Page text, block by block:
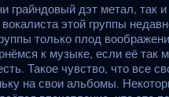
грайндовый дэт метал, так
этой группы
только плод
к музыке, если её так
Такое чувство, что все
на свои альбомы.